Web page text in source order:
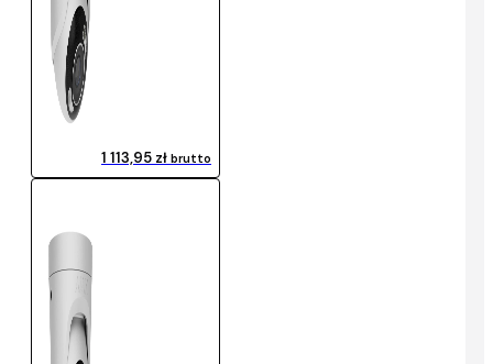
1 113,95 zł brutto